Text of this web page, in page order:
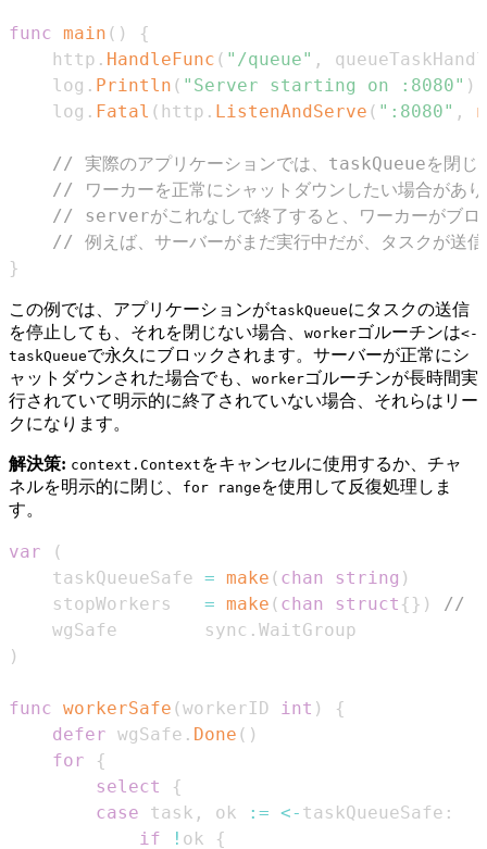
func main ( )
{
	http
. HandleFunc ( "/queue" ,
	log
. Println ( "Server starting on :8080" )
	log
. Fatal ( http . ListenAndServe ( ":8080" ,
// 実際のアプリケーションでは、taskQueueを閉
// ワーカーを正常にシャットダウンしたい場合があ
// serverがこれなしで終了すると、ワーカーがブロ
// 例えば、サーバーがまだ実行中だが、タスクが送
}
この例では、アプリケーションがtaskQueueにタスクの送信
を停止しても、それを閉じない場合、 workerゴルーチンは<-
taskQueueで永久にブロックされます。サーバーが正常にシ
ャットダウンされた場合でも、 workerゴルーチンが長時間実
行されていて明示的に終了されていない場合、それらはリー
クになります。
解決策: context.Context をキャンセルに使用するか、チャ
ネルを明示的に閉じ、
for range を使用して反復処理しま
す。
var
(
	taskQueueSafe
= make ( chan string )
	stopWorkers
= make ( chan struct { } )
// ワ
	wgSafe        sync
.
)
func workerSafe (workerID int )
{
defer wgSafe . Done ( )
for
{
select
{
case task , ok := <- taskQueueSafe :
if
! ok {